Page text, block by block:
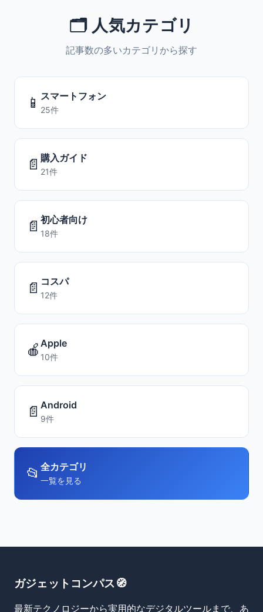
🗂️ 人気カテゴリ
記事数の多いカテゴリから探す
📱 スマートフォン
25件
📄 購入ガイド
21件
📄 初心者向け
18件
📄 コスパ
12件
🍎 Apple
10件
📄 Android
9件
📂 全カテゴリ
一覧を見る
ガジェットコンパス🧭
最新テクノロジーから実用的なデジタルツールまで、あ